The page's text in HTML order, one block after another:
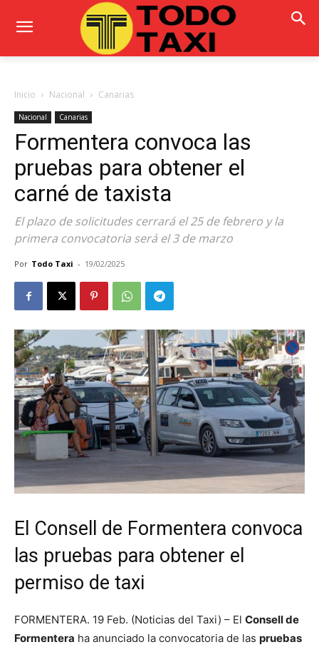
Inicio Nacional Canarias
Nacional Canarias
Formentera convoca las
pruebas para obtener el
carné de taxista
El plazo de solicitudes cerrará el 25 de febrero y la
primera convocatoria será el 3 de marzo
Por Todo Taxi - 19/02/2025
El Consell de Formentera convoca
las pruebas para obtener el
permiso de taxi
FORMENTERA. 19 Feb. (Noticias del Taxi) – El Consell de
Formentera ha anunciado la convocatoria de las pruebas